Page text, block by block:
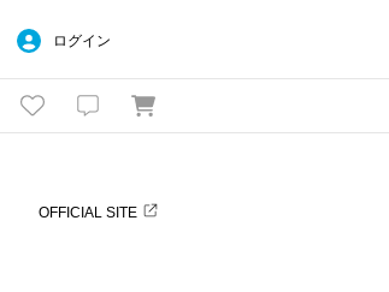
ログイン
OFFICIAL SITE